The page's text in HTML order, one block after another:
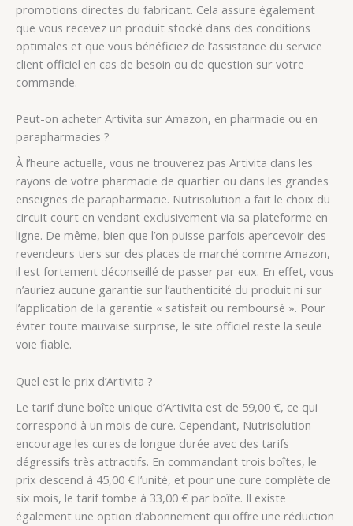
promotions directes du fabricant. Cela assure également
que vous recevez un produit stocké dans des conditions
optimales et que vous bénéficiez de l’assistance du service
client officiel en cas de besoin ou de question sur votre
commande.
Peut-on acheter Artivita sur Amazon, en pharmacie ou en
parapharmacies ?
À l’heure actuelle, vous ne trouverez pas Artivita dans les
rayons de votre pharmacie de quartier ou dans les grandes
enseignes de parapharmacie. Nutrisolution a fait le choix du
circuit court en vendant exclusivement via sa plateforme en
ligne. De même, bien que l’on puisse parfois apercevoir des
revendeurs tiers sur des places de marché comme Amazon,
il est fortement déconseillé de passer par eux. En effet, vous
n’auriez aucune garantie sur l’authenticité du produit ni sur
l’application de la garantie « satisfait ou remboursé ». Pour
éviter toute mauvaise surprise, le site officiel reste la seule
voie fiable.
Quel est le prix d’Artivita ?
Le tarif d’une boîte unique d’Artivita est de 59,00 €, ce qui
correspond à un mois de cure. Cependant, Nutrisolution
encourage les cures de longue durée avec des tarifs
dégressifs très attractifs. En commandant trois boîtes, le
prix descend à 45,00 € l’unité, et pour une cure complète de
six mois, le tarif tombe à 33,00 € par boîte. Il existe
également une option d’abonnement qui offre une réduction